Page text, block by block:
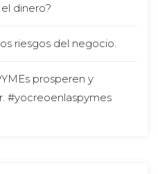
dinero?
riesgos del negocio.
prosperen y
#yocreoenlaspyme